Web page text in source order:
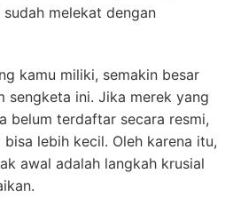
melekat dengan
kamu miliki, semakin besar
sengketa ini. Jika merek yang
belum terdaftar secara resmi,
lebih kecil. Oleh karena itu,
awal adalah langkah krusial